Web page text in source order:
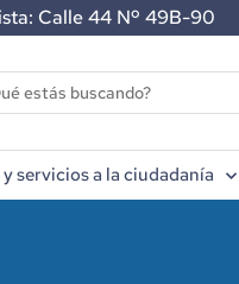
Calle 44 Nº 49B-90
servicios a la ciudadanía